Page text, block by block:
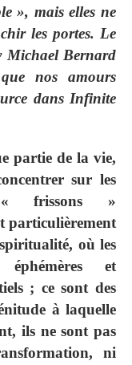
», mais elles ne
les portes. Le
Michael Bernard
nos amours
dans Infinite
partie de la vie,
sur les
frissons »
particulièrement
où les
et
; ce sont des
à laquelle
ils ne sont pas
ni